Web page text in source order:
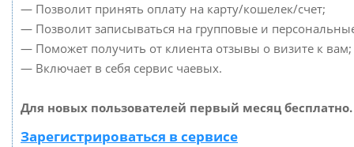
— Позволит принять оплату на карту/кошелек/счет;
— Позволит записываться на групповые и
— Поможет получить от клиента отзывы о визите к вам;
— Включает в себя сервис чаевых.
Для новых пользователей первый месяц бесплатно.
Зарегистрироваться в сервисе